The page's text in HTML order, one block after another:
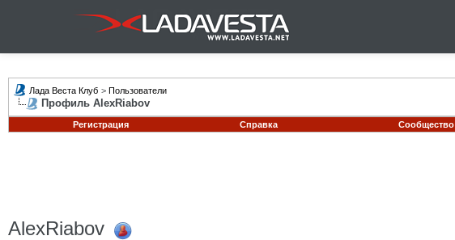
Лада Веста Клуб > Пользователи
Профиль AlexRiabov
Регистрация
Справка Сообщество
AlexRiabov